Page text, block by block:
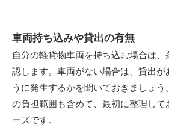
車両持ち込みや貸出の有無
自分の軽貨物車両を持ち込む場合は
認します。車両がない場合は、貸出が
うに発生するかを聞いておきましょ
の負担範囲も含めて、最初に整理し
ーズです。